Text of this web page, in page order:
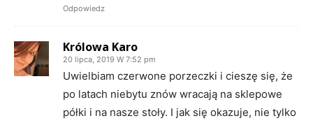
Odpowiedz
Królowa Karo
20 lipca, 2019 W 7:52 pm
Uwielbiam czerwone porzeczki i cieszę się, że
po latach niebytu znów wracają na sklepowe
półki i na nasze stoły. I jak się okazuje, nie tylko